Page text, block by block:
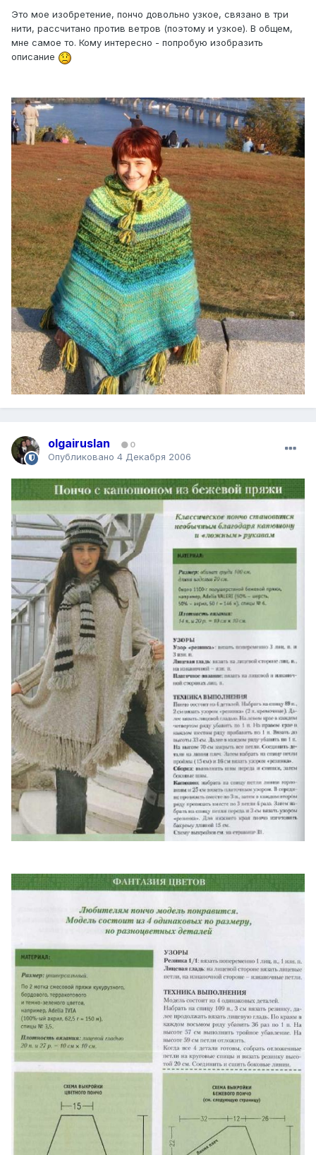
Это мое изобретение, пончо довольно узкое, связано в три
нити, рассчитано против ветров (поэтому и узкое). В общем,
мне самое то. Кому интересно - попробую изобразить
описание
olgairuslan 0
Опубликовано 4 Декабря 2006